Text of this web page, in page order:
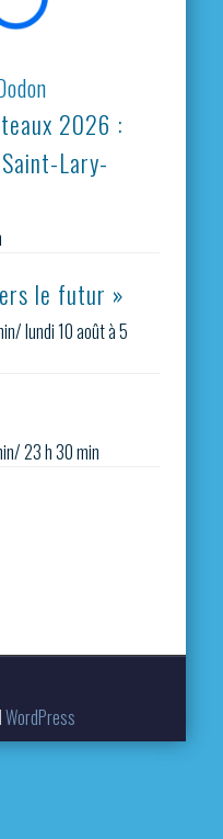
2026 :
Lary-
le futur »
/lundi 10 août à 5
/23 h 30 min
WordPress